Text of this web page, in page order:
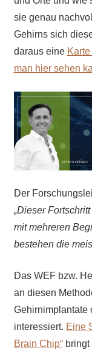
sie genau
Gehirns sich
daraus eine
man hier sehen
Der
„Dieser
mit mehreren
bestehen die
Das WEF bzw.
an diesen
Gehirnimplantate
interessiert. Eine
Brain Chip“bringt